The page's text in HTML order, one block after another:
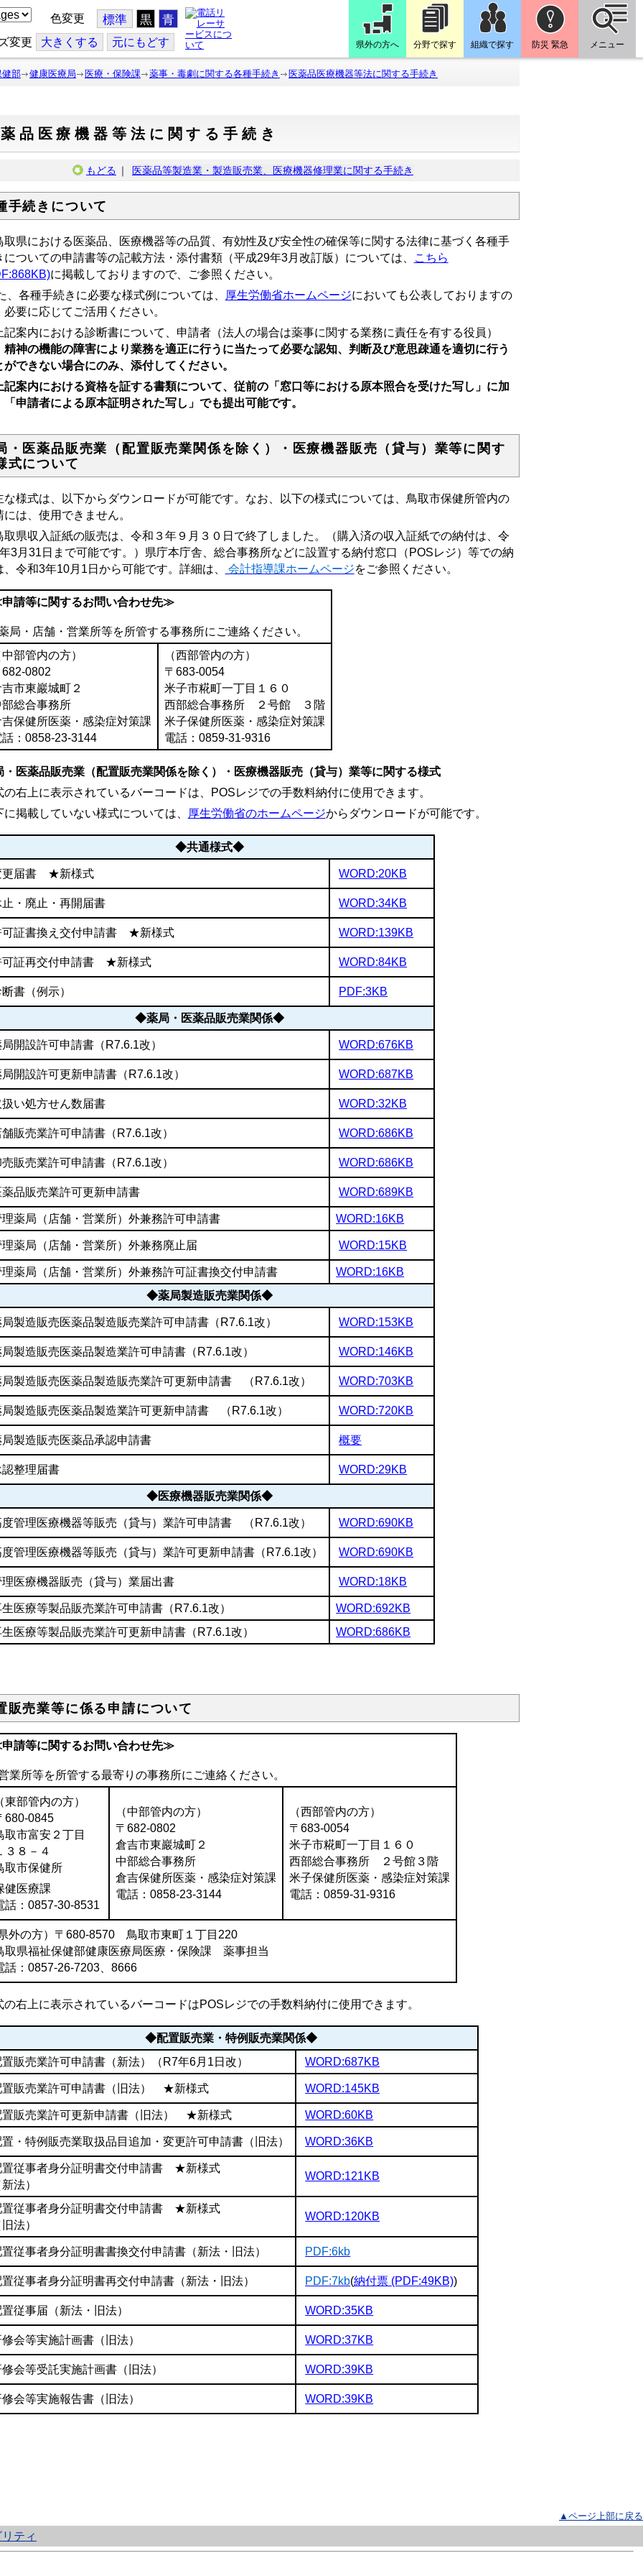
色変更 標準 黒 青
変更 大きくする 元にもどす 県外の方へ 分野で探す 組織で探す 防災 緊急 メニュー
健部 健康医療局 医療・保険課 薬事・毒劇に関する各種手続き 医薬品医療機器等法に関する手続き
品医療機器等法に関する手続き
もどる ｜ 医薬品等製造業・製造販売業、医療機器修理業に関する手続き
手続きについて
県における医薬品、医療機器等の品質、有効性及び安全性の確保等に関する法律に基づく各種手
についての申請書等の記載方法・添付書類（平成29年3月改訂版）については、
こちら
に掲載しておりますので、ご参照ください。
、各種手続きに必要な様式例については、
厚生労働省ホームページにおいても公表しておりますの
必要に応じてご活用ください。
案内における診断書について、申請者（法人の場合は薬事に関する業務に責任を有する役員）
精神の機能の障害により業務を適正に行うに当たって必要な認知、判断及び意思疎通を適切に行う
ができない場合にのみ、添付してください。
案内における資格を証する書類について、従前の「窓口等における原本照合を受けた写し」に加
「申請者による原本証明された写し」でも提出可能です。
・医薬品販売業（配置販売業関係を除く）・医療機器販売（貸与）業等に関す
式について
様式は、以下からダウンロードが可能です。なお、以下の様式については、鳥取市保健所管内の
には、使用できません。
県収入証紙の販売は、令和３年９月３０日で終了しました。（購入済の収入証紙での納付は、令
3月31日まで可能です。）県庁本庁舎、総合事務所などに設置する納付窓口（POSレジ）等での納
、令和3年10月1日から可能です。詳細は、
会計指導課ホームページをご参照ください。
請等に関するお問い合わせ先≫
局・店舗・営業所等を所管する事務所にご連絡ください。
部管内の方）
682-0802
市東巖城町２
部総合事務所
吉保健所医薬・感染症対策課
話：0858-23-3144
（西部管内の方）
〒683-0054
米子市糀町一丁目１６０
西部総合事務所 ２号館 ３階
米子保健所医薬・感染症対策課
電話：0859-31-9316
・医薬品販売業（配置販売業関係を除く）・医療機器販売（貸与）業等に関する様式
の右上に表示されているバーコードは、POSレジでの手数料納付に使用できます。
に掲載していない様式については、
厚生労働省のホームページからダウンロードが可能です。
◆共通様式◆
更届書 ★新様式 WORD:20KB
止・廃止・再開届書 WORD:34KB
可証書換え交付申請書 ★新様式 WORD:139KB
可証再交付申請書 ★新様式 WORD:84KB
書（例示） PDF:3KB
◆薬局・医薬品販売業関係◆
開設許可申請書（R7.6.1改） WORD:676KB
局開設許可更新申請書 （R7.6.1改） WORD:687KB
扱い処方せん数届書 WORD:32KB
舗販売業許可申請書 （R7.6.1改） WORD:686KB
売販売業許可申請書 （R7.6.1改） WORD:686KB
薬品販売業許可更新申請書 WORD:689KB
理薬局（店舗・営業所）外兼務許可申請書 WORD:16KB
理薬局（店舗・営業所）外兼務廃止届 WORD:15KB
理薬局（店舗・営業所）外兼務許可証書換交付申請書
WORD:16KB
◆薬局製造販売業関係◆
局製造販売医薬品製造販売業許可申請書 （R7.6.1改） WORD:153KB
局製造販売医薬品製造業許可申請書 （R7.6.1改） WORD:146KB
局製造販売医薬品製造販売業許可更新申請書 （R7.6.1改） WORD:703KB
局製造販売医薬品製造業許可更新申請書 （R7.6.1改） WORD:720KB
局製造販売医薬品承認申請書 概要
認整理届書 WORD:29KB
◆医療機器販売業関係◆
度管理医療機器等販売（貸与）業許可申請書 （R7.6.1改） WORD:690KB
度管理医療機器等販売（貸与）業許可更新申請書 （R7.6.1改） WORD:690KB
理医療機器販売（貸与）業届出書 WORD:18KB
生医療等製品販売業許可申請書 （R7.6.1改）
WORD:692KB
生医療等製品販売業許可更新申請書 （R7.6.1改） WORD:686KB
販売業等に係る申請について
請等に関するお問い合わせ先≫
業所等を所管する最寄りの事務所にご連絡ください。
東部管内の方）
680-0845
取市富安２丁目
３８－４
取市保健所
健医療課
話：0857-30-8531
（中部管内の方）
〒682-0802
倉吉市東巖城町２
中部総合事務所
倉吉保健所医薬・感染症対策課
電話：0858-23-3144
（西部管内の方）
〒683-0054
米子市糀町一丁目１６０
西部総合事務所 ２号館３階
米子保健所医薬・感染症対策課
電話：0859-31-9316
外の方）〒680-8570 鳥取市東町１丁目220
取県福祉保健部健康医療局医療・保険課 薬事担当
話：0857-26-7203、8666
の右上に表示されているバーコードはPOSレジでの手数料納付に使用できます。
◆配置販売業・特例販売業関係◆
販売業許可申請書（新法）
（R7年6月1日改） WORD:687KB
置販売業許可申請書（旧法） ★新様式 WORD:145KB
置販売業許可更新申請書（旧法） ★新様式 WORD:60KB
置・特例販売業取扱品目追加・変更許可申請書（旧法） WORD:36KB
置従事者身分証明書交付申請書 ★新様式
法）
WORD:121KB
置従事者身分証明書交付申請書 ★新様式
法）
WORD:120KB
置従事者身分証明書書換交付申請書（新法・旧法） PDF:6kb
置従事者身分証明書再交付申請書（新法・旧法） PDF:7kb(納付票 (PDF:49KB))
従事届（新法・旧法） WORD:35KB
会等実施計画書（旧法） WORD:37KB
会等受託実施計画書（旧法） WORD:39KB
会等実施報告書（旧法） WORD:39KB
▲ページ上部に戻る
ティ